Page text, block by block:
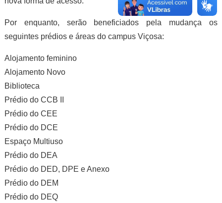
Por enquanto, serão beneficiados pela mudança os
seguintes prédios e áreas do campus Viçosa:
Alojamento feminino
Alojamento Novo
Biblioteca
Prédio do CCB II
Prédio do CEE
Prédio do DCE
Espaço Multiuso
Prédio do DEA
Prédio do DED, DPE e Anexo
Prédio do DEM
Prédio do DEQ